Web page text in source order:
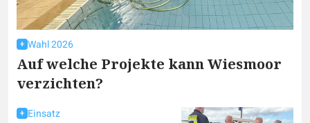
Wahl 2026
Auf welche Projekte kann Wiesmoor
verzichten?
Einsatz